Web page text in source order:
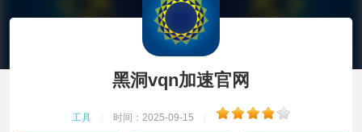
黑洞vqn加速官网
工具 时间：2025-09-15